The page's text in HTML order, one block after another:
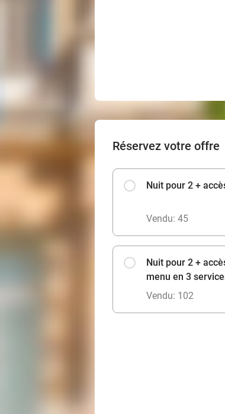
Réservez votre offre
Nuit pour 2 +
Vendu: 45
Nuit pour 2 +
menu en 3
Vendu: 102